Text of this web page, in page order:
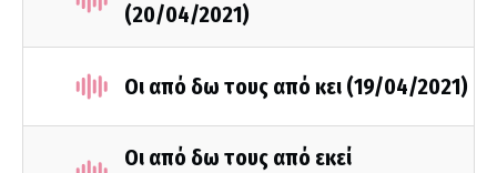
(20/04/2021)
Οι από δω τους από κει (19/04/2021)
Οι από δω τους από εκεί